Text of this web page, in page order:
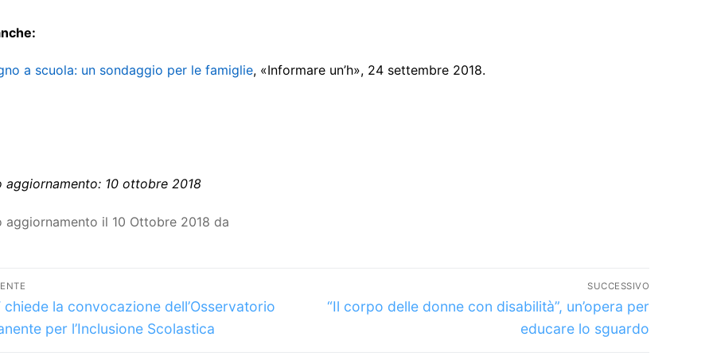
a scuola: un sondaggio per le famiglie, «Informare un’h», 24 settembre 2018.
aggiornamento: 10 ottobre 2018
aggiornamento il 10 Ottobre 2018 da
chiede la convocazione dell’Osservatorio
per l’Inclusione Scolastica
SUCCESSIVO
Articolo
“Il corpo delle donne con disabilità”, un’opera per
educare lo sguardo